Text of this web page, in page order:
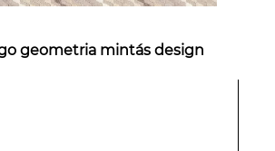
geometria mintás design